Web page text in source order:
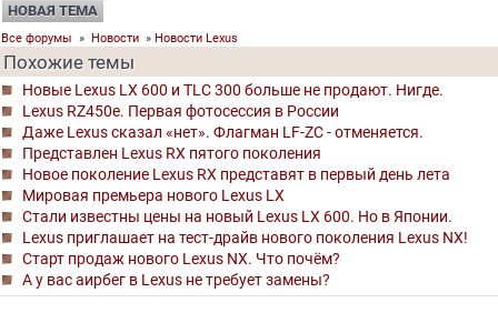
НОВАЯ ТЕМА
Все форумы » Новости » Новости Lexus
Похожие темы
Новые Lexus LX 600 и TLC 300 больше не продают. Нигде.
Lexus RZ450e. Первая фотосессия в России
Даже Lexus сказал «нет». Флагман LF-ZC - отменяется.
Представлен Lexus RX пятого поколения
Новое поколение Lexus RX представят в первый день лета
Мировая премьера нового Lexus LX
Стали известны цены на новый Lexus LX 600. Но в Японии.
Lexus приглашает на тест-драйв нового поколения Lexus NX!
Старт продаж нового Lexus NX. Что почём?
А у вас аирбег в Lexus не требует замены?